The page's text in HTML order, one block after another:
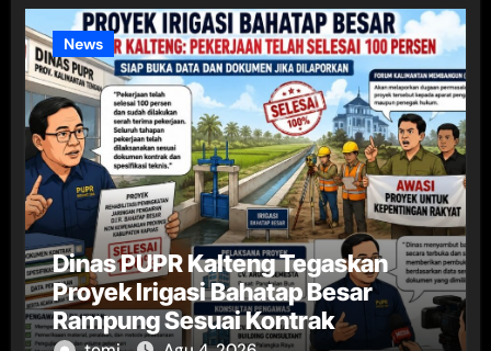
News
Dinas PUPR Kalteng Tegaskan
Proyek Irigasi Bahatap Besar
Rampung Sesuai Kontrak